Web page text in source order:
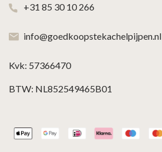
+31 85 30 10 266
info@goedkoopstekachelpijpen.nl
Kvk: 57366470
BTW: NL852549465B01